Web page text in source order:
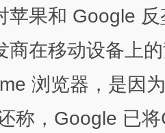
苹果和 Google
商在移动设备上
浏览器，是因
称，Google 已